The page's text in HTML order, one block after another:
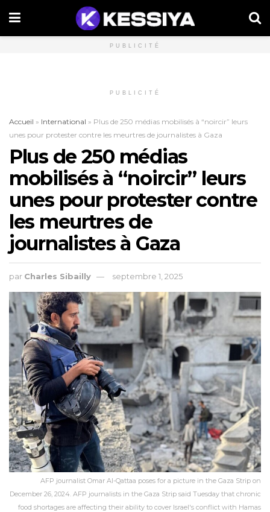
PUBLICITÉ
PUBLICITÉ
Accueil » International » Plus de 250 médias mobilisés à “noircir” leurs
unes pour protester contre les meurtres de journalistes à Gaza
Plus de 250 médias
mobilisés à “noircir” leurs
unes pour protester contre
les meurtres de
journalistes à Gaza
par Charles Sibailly septembre 1, 2025
AFP journalist Omar Al-Qattaa poses for a picture in the Gaza Strip on
December 26, 2024. AFP journalists in the Gaza Strip said Tuesday that chronic
food shortages are affecting their ability to cover Israel's conflict with Hamas